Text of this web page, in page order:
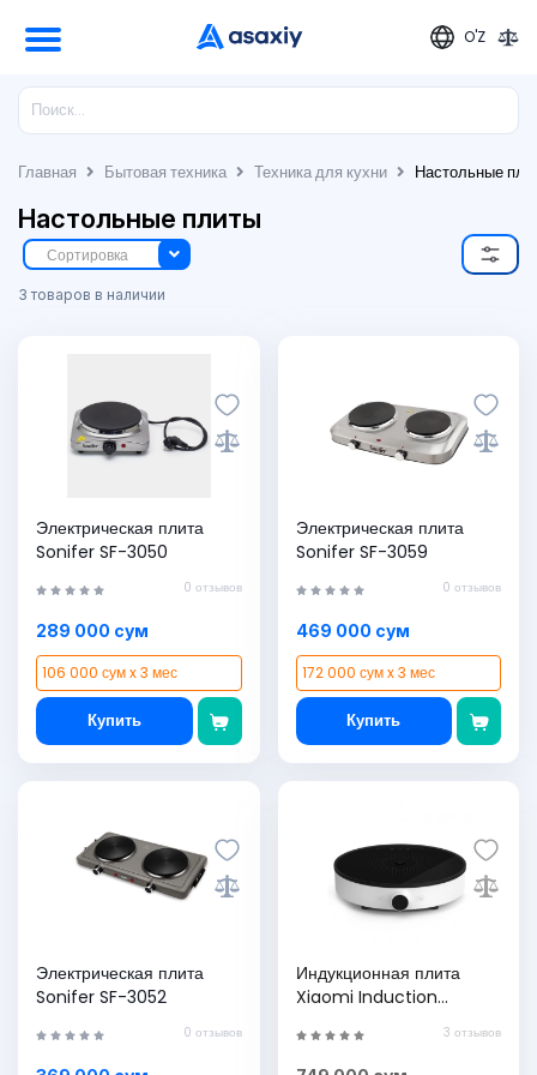
O'Z
Главная Бытовая техника Техника для кухни Настольные
Настольные плиты
Сортировка
3 товаров в наличии
Электрическая плита
Sonifer SF-3050
0 отзывов
289 000 сум
106 000 сум x 3 мес
Купить
Электрическая плита
Sonifer SF-3059
0 отзывов
469 000 сум
172 000 сум x 3 мес
Купить
Электрическая плита
Sonifer SF-3052
0 отзывов
Индукционная плита
Xiaomi Induction
3 отзывов